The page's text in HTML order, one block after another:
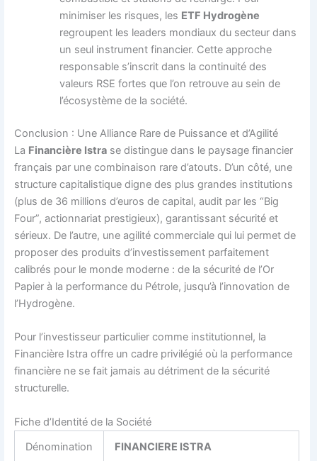
minimiser les risques, les ETF Hydrogène
regroupent les leaders mondiaux du secteur dans
un seul instrument financier. Cette approche
responsable s’inscrit dans la continuité des
valeurs RSE fortes que l’on retrouve au sein de
l’écosystème de la société.
Conclusion : Une Alliance Rare de Puissance et d’Agilité
La Financière Istra se distingue dans le paysage financier
français par une combinaison rare d’atouts. D’un côté, une
structure capitalistique digne des plus grandes institutions
(plus de 36 millions d’euros de capital, audit par les “Big
Four”, actionnariat prestigieux), garantissant sécurité et
sérieux. De l’autre, une agilité commerciale qui lui permet de
proposer des produits d’investissement parfaitement
calibrés pour le monde moderne : de la sécurité de l’Or
Papier à la performance du Pétrole, jusqu’à l’innovation de
l’Hydrogène.
Pour l’investisseur particulier comme institutionnel, la
Financière Istra offre un cadre privilégié où la performance
financière ne se fait jamais au détriment de la sécurité
structurelle.
Fiche d’Identité de la Société
Dénomination
FINANCIERE ISTRA